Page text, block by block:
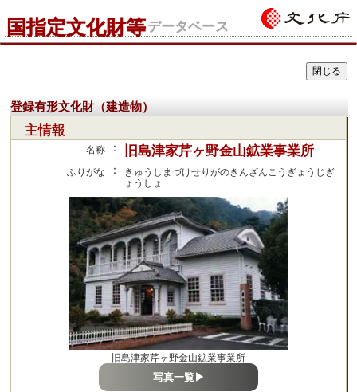
国指定文化財等データベース
登録有形文化財（建造物）
主情報
名称 ： 旧島津家芹ヶ野金山鉱業事業所
ふりがな ：
きゅうしまづけせりがのきんざんこうぎょうじぎ
ょうしょ
旧島津家芹ヶ野金山鉱業事業所
写真一覧▶